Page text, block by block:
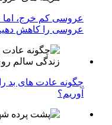
عروسی کم خرج، اما
عروسی را کاهش
چگونه عادت‌ های بد
آوریم؟